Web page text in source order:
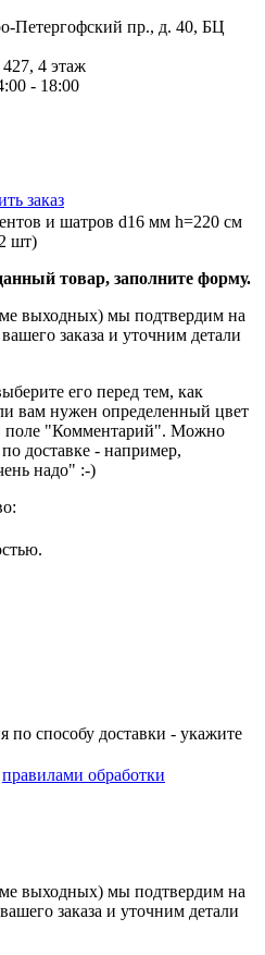
Петергофский пр., д. 40, БЦ
4 этаж
- 18:00
заказ
и шатров d16 мм h=220 см
шт)
товар, заполните форму.
выходных) мы подтвердим на
заказа и уточним детали
его перед тем, как
вам нужен определенный цвет
поле "Комментарий". Можно
доставке - например,
надо" :-)
по способу доставки - укажите
правилами обработки
выходных) мы подтвердим на
заказа и уточним детали